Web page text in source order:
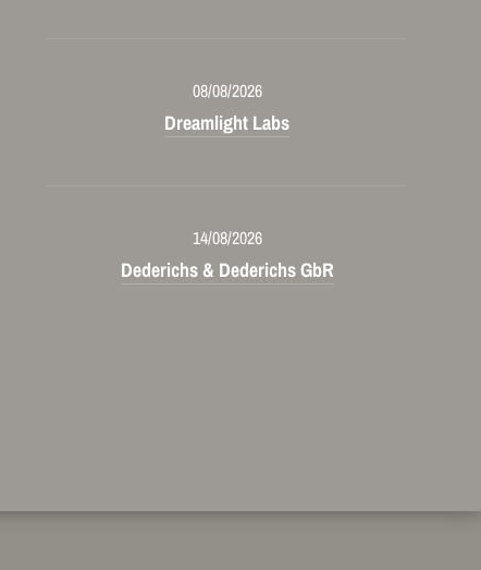
08/08/2026
Dreamlight Labs
14/08/2026
Dederichs & Dederichs GbR